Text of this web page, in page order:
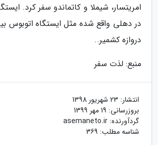
امریتسار، شیملا و کاتماندو سفر کرد.
در دهلی واقع شده مثل ایستگاه اتوبوس
دروازه کشمیر..
منبع: لذت سفر
انتشار: 23 شهریور 1398
بروزرسانی: 19 مهر 1399
گردآورنده: asemaneto.ir
شناسه مطلب: 369